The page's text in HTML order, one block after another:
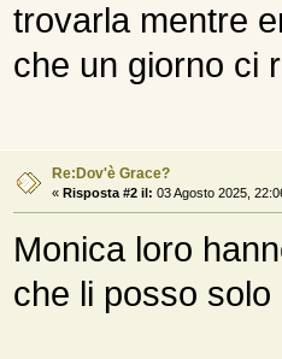
trovarla mentre
che un giorno ci
Re:Dov'è Grace?
« Risposta #2 il: 03 Agosto 2025,
Monica loro
che li posso